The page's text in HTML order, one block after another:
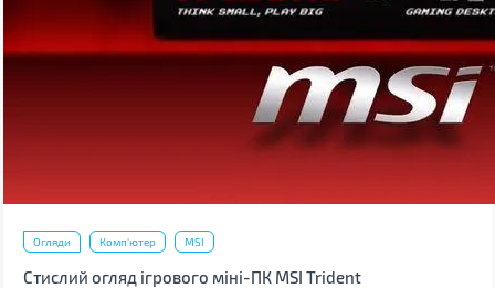
Огляди Комп'ютер MSI
Стислий огляд ігрового міні-ПК MSI Trident